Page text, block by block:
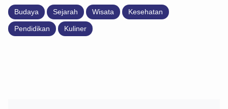
Budaya Sejarah Wisata Kesehatan
Pendidikan Kuliner